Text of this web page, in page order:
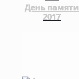
День памяти
2017